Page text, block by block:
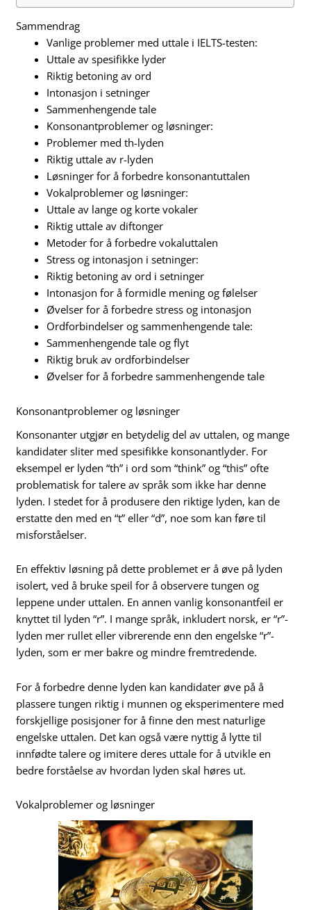
Sammendrag
Vanlige problemer med uttale i IELTS-testen:
Uttale av spesifikke lyder
Riktig betoning av ord
Intonasjon i setninger
Sammenhengende tale
Konsonantproblemer og løsninger:
Problemer med th-lyden
Riktig uttale av r-lyden
Løsninger for å forbedre konsonantuttalen
Vokalproblemer og løsninger:
Uttale av lange og korte vokaler
Riktig uttale av diftonger
Metoder for å forbedre vokaluttalen
Stress og intonasjon i setninger:
Riktig betoning av ord i setninger
Intonasjon for å formidle mening og følelser
Øvelser for å forbedre stress og intonasjon
Ordforbindelser og sammenhengende tale:
Sammenhengende tale og flyt
Riktig bruk av ordforbindelser
Øvelser for å forbedre sammenhengende tale
Konsonantproblemer og løsninger
Konsonanter utgjør en betydelig del av uttalen, og mange
kandidater sliter med spesifikke konsonantlyder. For
eksempel er lyden “th” i ord som “think” og “this” ofte
problematisk for talere av språk som ikke har denne
lyden. I stedet for å produsere den riktige lyden, kan de
erstatte den med en “t” eller “d”, noe som kan føre til
misforståelser.
En effektiv løsning på dette problemet er å øve på lyden
isolert, ved å bruke speil for å observere tungen og
leppene under uttalen. En annen vanlig konsonantfeil er
knyttet til lyden “r”. I mange språk, inkludert norsk, er “r”-
lyden mer rullet eller vibrerende enn den engelske “r”-
lyden, som er mer bakre og mindre fremtredende.
For å forbedre denne lyden kan kandidater øve på å
plassere tungen riktig i munnen og eksperimentere med
forskjellige posisjoner for å finne den mest naturlige
engelske uttalen. Det kan også være nyttig å lytte til
innfødte talere og imitere deres uttale for å utvikle en
bedre forståelse av hvordan lyden skal høres ut.
Vokalproblemer og løsninger